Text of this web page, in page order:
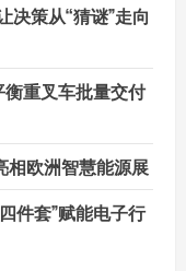
决策从“猜谜”走向
重叉车批量交付
相欧洲智慧能源展
件套”赋能电子行